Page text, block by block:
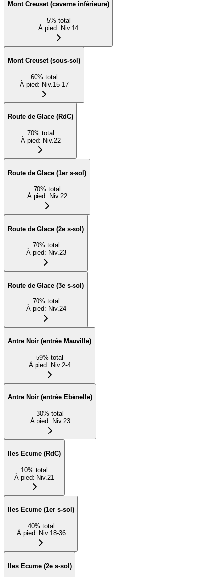
Mont Creuset (caverne inférieure)
5% total
À pied: Niv.14
Mont Creuset (sous-sol)
60% total
À pied: Niv.15-17
Route de Glace (RdC)
70% total
À pied: Niv.22
Route de Glace (1er s-sol)
70% total
À pied: Niv.22
Route de Glace (2e s-sol)
70% total
À pied: Niv.23
Route de Glace (3e s-sol)
70% total
À pied: Niv.24
Antre Noir (entrée Mauville)
59% total
À pied: Niv.2-4
Antre Noir (entrée Ebènelle)
30% total
À pied: Niv.23
Iles Ecume (RdC)
10% total
À pied: Niv.21
Iles Ecume (1er s-sol)
40% total
À pied: Niv.18-36
Iles Ecume (2e s-sol)